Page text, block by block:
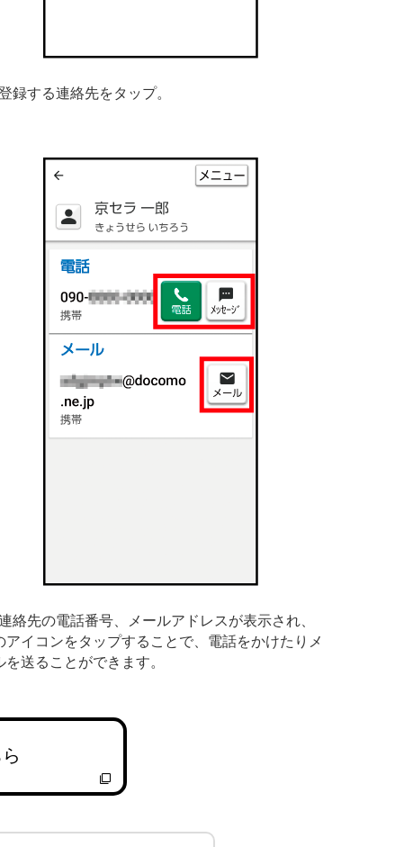
録する連絡先をタップ。
絡先の電話番号、メールアドレスが表示され、
アイコンをタップすることで、電話をかけたりメ
を送ることができます。